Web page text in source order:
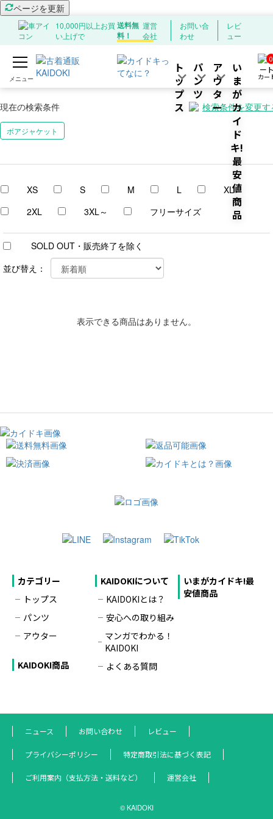
ページを更新
10,000円以上お買
い上げで
送料無
料！
運営
会社
お問い合
わせ
レビ
ュー
ト
ッ
プ
ス
パ
ン
ツ
ア
ウ
タ
ー
い
ま
が
カ
イ
ド
キ!
最
安
値
商
品
0
カー
TOP 商品一覧ページ アウター ボアジャケット
検索結果：0件
現在の検索条件 検索条件を変更す
ボアジャケット
XS S M L
XL
2XL
3XL～ フリーサイズ
SOLD OUT・販売終了を除く
並び替え：
表示できる商品はありません。
カテゴリー
トップス
パンツ
アウター
KAIDOKI商品
KAIDOKIについて
KAIDOKIとは？
安心への取り組み
マンガでわかる！
KAIDOKI
よくある質問
いまがカイドキ!最
安値商品
ニュース お問い合わせ レビュー
プライバシーポリシー 特定商取引法に基づく表記
ご利用案内（支払方法・送料など） 運営会社
© KAIDOKI